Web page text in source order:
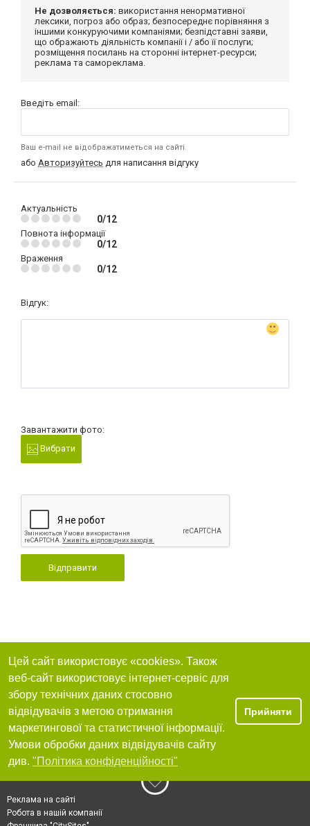
Не дозволяється: використання ненормативної
лексики, погроз або образ; безпосереднє порівняння з
іншими конкуруючими компаніями; безпідставні заяви,
що ображають діяльність компанії і / або її послуги;
розміщення посилань на сторонні інтернет-ресурси;
реклама та самореклама.
Введіть email:
Ваш e-mail не відображатиметься на сайті
або Авторизуйтесь для написання відгуку
Актуальність
0/12
Повнота інформації
0/12
Враження
0/12
Відгук:
Завантажити фото:
Вибрати
Відправити
Цей сайт використовує «cookies». Також
веб-сайт використовує інтернет-сервіс для
збору технічних даних стосовно
відвідувачів з метою отримання
маркетингової та статистичної інформації.
Умови обробки даних відвідувачів сайту
див. "Політика конфіденційності"
Прийняти
Реклама на сайті
Робота в нашій компанії